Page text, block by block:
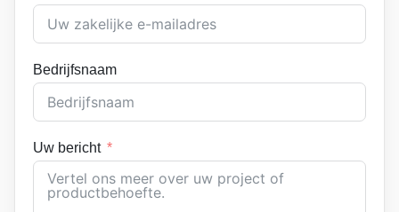
Bedrijfsnaam
Uw bericht